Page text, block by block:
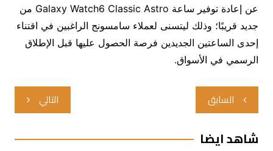
عن إعادة توفير ساعة Galaxy Watch6 Classic Astro من
جديد قريبًا؛ وذلك ليتسنى لعملاء سامسونج الراغبين في اقتناء
إحدى الساعتين الجديدين فرصة الحصول عليها قبل الإطلاق
الرسمي في الأسواق.
تصفّح
المقالات
السابق التالي
شاهد ايضا